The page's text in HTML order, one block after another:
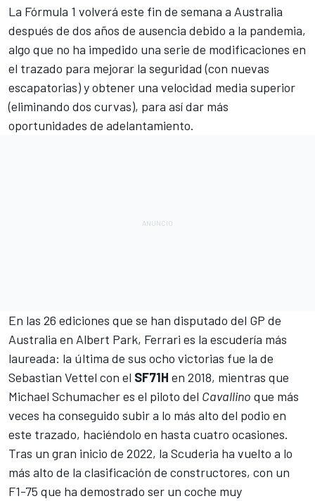
La Fórmula 1 volverá este fin de semana a Australia
después de dos años de ausencia debido a la pandemia,
algo que no ha impedido una serie de modificaciones en
el trazado para mejorar la seguridad (con nuevas
escapatorias) y obtener una velocidad media superior
(eliminando dos curvas), para así dar más
oportunidades de adelantamiento.
En las 26 ediciones que se han disputado del GP de
Australia en Albert Park, Ferrari es la escudería más
laureada: la última de sus ocho victorias fue la de
Sebastian Vettel con el SF71H en 2018, mientras que
Michael Schumacheres el piloto del Cavallino que más
veces ha conseguido subir a lo más alto del podio en
este trazado, haciéndolo en hasta cuatro ocasiones.
Tras un gran inicio de 2022, la Scuderia ha vuelto a lo
más alto de la clasificación de constructores, con un
F1-75 que ha demostrado ser un coche muy